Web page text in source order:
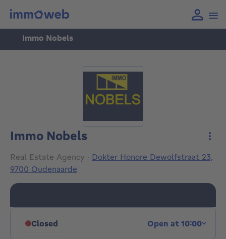
Immo Nobels
Immo Nobels
Real Estate Agency · Dokter Honore Dewolfstraat 23,
9700 Oudenaarde
Closed Open at 10:00
Click to display opening hours